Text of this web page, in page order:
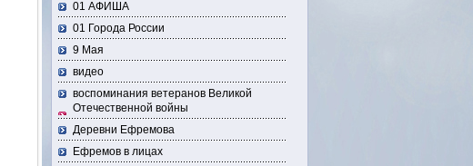
01 АФИША
01 Города России
9 Мая
видео
воспоминания ветеранов Великой
Отечественной войны
Деревни Ефремова
Ефремов в лицах